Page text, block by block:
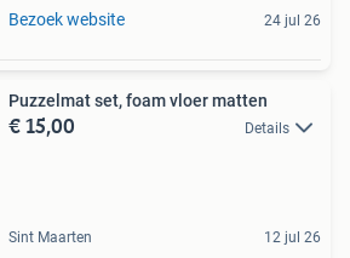
Bezoek website 24 jul 26
Puzzelmat set, foam vloer matten
€ 15,00 Details
Sint Maarten 12 jul 26